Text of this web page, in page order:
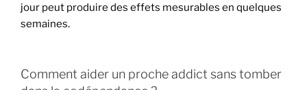
jour peut produire des effets mesurables en quelques
semaines.
Comment aider un proche addict sans tomber